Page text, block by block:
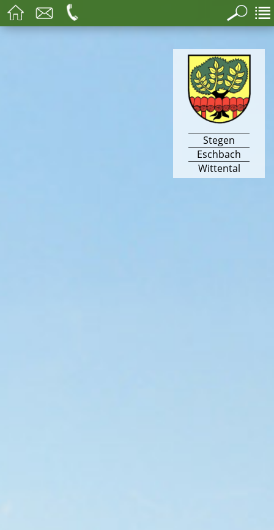
Stegen
Eschbach
Wittental